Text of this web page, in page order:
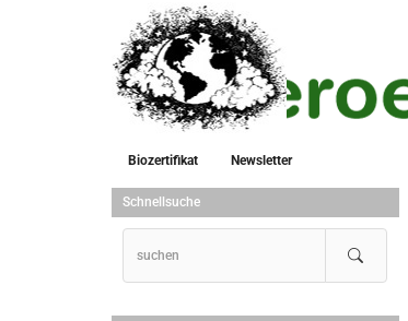
Biozertifikat Newsletter
Schnellsuche